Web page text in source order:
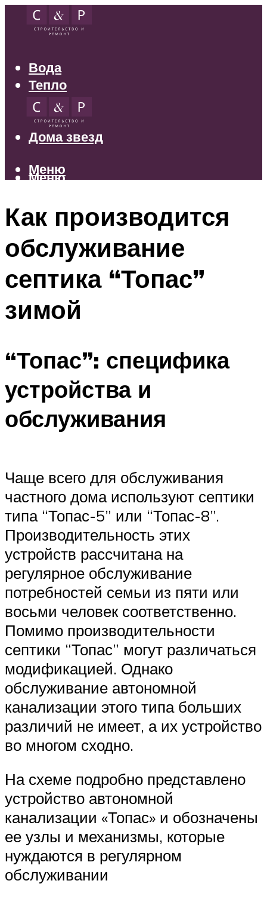
Вода
Тепло
Электрика
Свет
Дома звезд
Меню
Меню
Как производится
обслуживание
септика “Топас”
зимой
“Топас”: специфика
устройства и
обслуживания
Чаще всего для обслуживания
частного дома используют септики
типа “Топас-5” или “Топас-8”.
Производительность этих
устройств рассчитана на
регулярное обслуживание
потребностей семьи из пяти или
восьми человек соответственно.
Помимо производительности
септики “Топас” могут различаться
модификацией. Однако
обслуживание автономной
канализации этого типа больших
различий не имеет, а их устройство
во многом сходно.
На схеме подробно представлено
устройство автономной
канализации «Топас» и обозначены
ее узлы и механизмы, которые
нуждаются в регулярном
обслуживании